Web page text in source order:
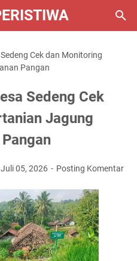
Cek dan Monitoring
Pangan
Sedeng Cek
Jagung
Juli 05, 2026 Posting Komentar